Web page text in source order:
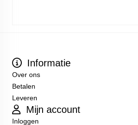
Informatie
Over ons
Betalen
Leveren
Mijn account
Inloggen